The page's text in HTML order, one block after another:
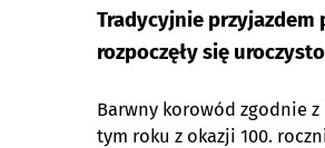
Tradycyjnie przyjazdem
rozpoczęły się
Barwny korowód zgodnie
tym roku z okazji 100.